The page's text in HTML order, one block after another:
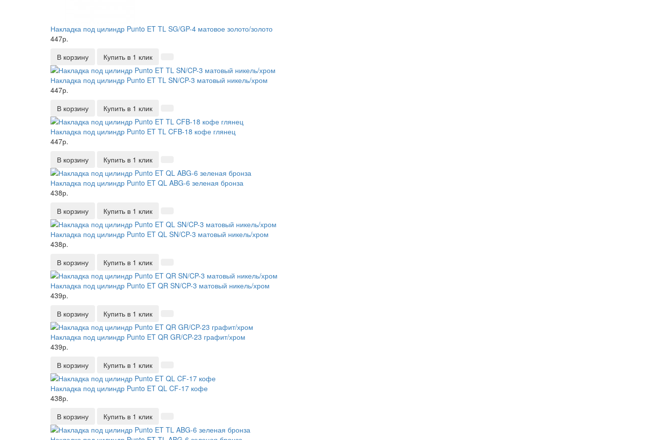
Накладка под цилиндр Punto ET TL SG/GP-4 матовое золото/золото
447р.
В корзину
Купить в 1 клик
Накладка под цилиндр Punto ET TL SN/CP-3 матовый никель/хром
447р.
В корзину
Купить в 1 клик
Накладка под цилиндр Punto ET TL CFB-18 кофе глянец
447р.
В корзину
Купить в 1 клик
Накладка под цилиндр Punto ET QL ABG-6 зеленая бронза
438р.
В корзину
Купить в 1 клик
Накладка под цилиндр Punto ET QL SN/CP-3 матовый никель/хром
438р.
В корзину
Купить в 1 клик
Накладка под цилиндр Punto ET QR SN/CP-3 матовый никель/хром
439р.
В корзину
Купить в 1 клик
Накладка под цилиндр Punto ET QR GR/CP-23 графит/хром
439р.
В корзину
Купить в 1 клик
Накладка под цилиндр Punto ET QL CF-17 кофе
438р.
В корзину
Купить в 1 клик